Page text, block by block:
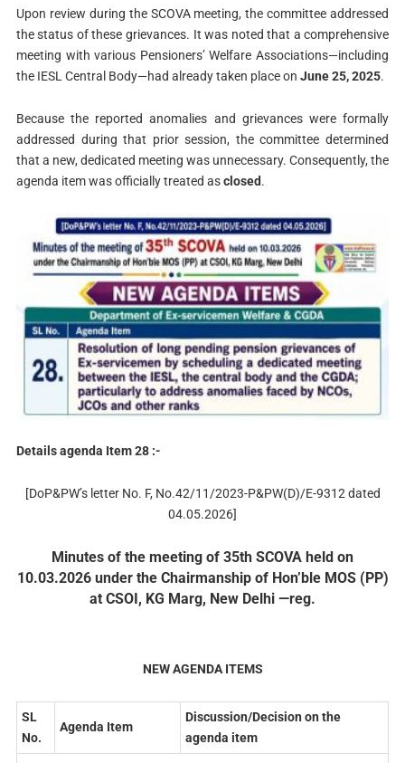
Upon review during the SCOVA meeting, the committee addressed
the status of these grievances. It was noted that a comprehensive
meeting with various Pensioners’ Welfare Associations—including
the IESL Central Body—had already taken place on June 25, 2025.
Because the reported anomalies and grievances were formally
addressed during that prior session, the committee determined
that a new, dedicated meeting was unnecessary. Consequently, the
agenda item was officially treated asclosed.
Details agenda Item 28 :-
[DoP&PW’s letter No. F, No.42/11/2023-P&PW(D)/E-9312 dated
04.05.2026]
Minutes of the meeting of 35th SCOVA held on
10.03.2026 under the Chairmanship of Hon’ble MOS (PP)
at CSOI, KG Marg, New Delhi —reg.
NEW AGENDA ITEMS
SL
No.
Agenda Item
Discussion/Decision on the
agenda item